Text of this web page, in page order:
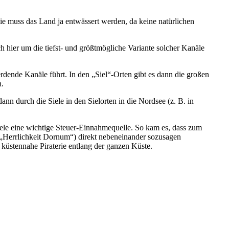
muss das Land ja entwässert werden, da keine natürlichen
hier um die tiefst- und größtmögliche Variante solcher Kanäle
Kanäle führt. In den „Siel“-Orten gibt es dann die großen
durch die Siele in den Sielorten in die Nordsee (z. B. in
eine wichtige Steuer-Einnahmequelle. So kam es, dass zum
Dornum“) direkt nebeneinander sozusagen
Piraterie entlang der ganzen Küste.